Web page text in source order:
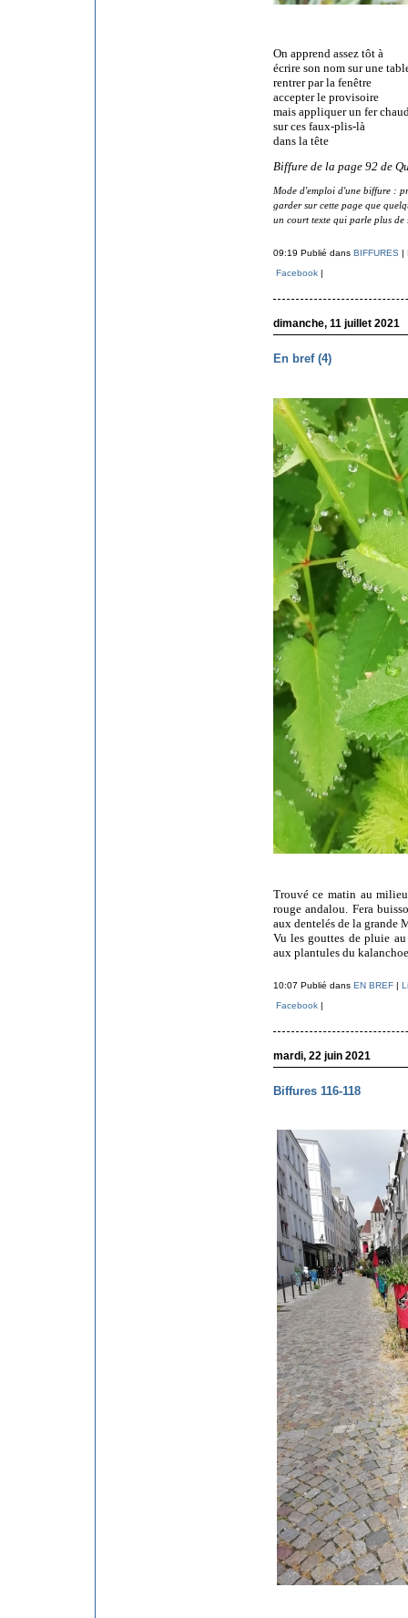
On apprend assez tôt à
écrire son nom sur une
rentrer par la fenêtre
accepter le provisoire
mais appliquer un fer
sur ces faux-plis-là
dans la tête
Biffure de la page 92 de
Mode d'emploi d'une biffure :
garder sur cette page que
un court texte qui parle plus de
09:19 Publié dans BIFFURES |
Facebook|
dimanche, 11 juillet 2021
En bref (4)
Trouvé ce matin au
rouge andalou. Fera
aux dentelés de la grande
Vu les gouttes de pluie
aux plantules du
10:07 Publié dans EN BREF|
Facebook|
mardi, 22 juin 2021
Biffures 116-118